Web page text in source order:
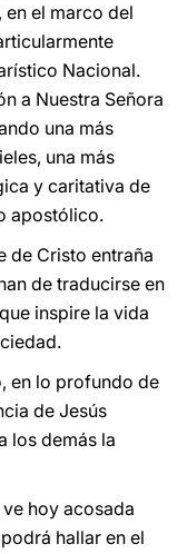
el marco del
Nacional.
a Nuestra Señora
una más
una más
y caritativa de
apostólico.
de Cristo entraña
de traducirse en
inspire la vida
en lo profundo de
de Jesús
los demás la
hoy acosada
hallar en el